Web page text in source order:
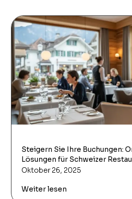
Steigern Sie Ihre Buchungen:
Lösungen für Schweizer
Oktober 26, 2025
Weiter lesen